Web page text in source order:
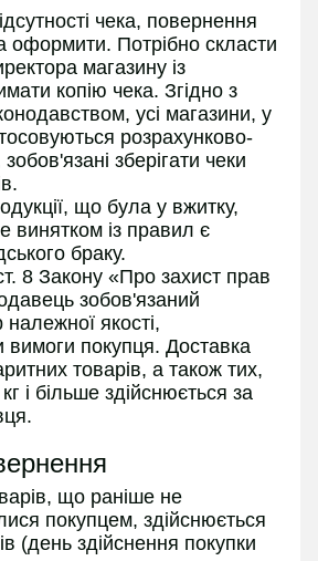
чека, повернення
оформити. Потрібно скласти
магазину із
копію чека. Згідно з
усі магазини, у
розрахунково-
зберігати чеки
що була у вжитку,
винятком із правил є
браку.
8 Закону «Про захист прав
зобов'язаний
якості,
покупця. Доставка
товарів, а також тих,
і більше здійснюється за
що раніше не
покупцем, здійснюється
(день здійснення покупки